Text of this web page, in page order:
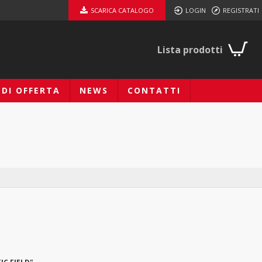
SCARICA CATALOGO LOGIN REGISTRATI
Lista prodotti
OFFERTA NEWS CONTATTI